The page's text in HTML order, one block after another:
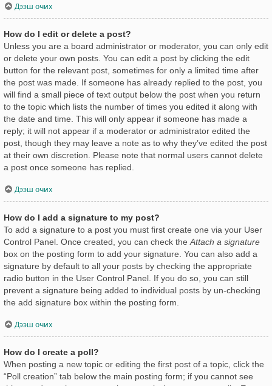
Дээш очих
How do I edit or delete a post?
Unless you are a board administrator or moderator, you can only edit
or delete your own posts. You can edit a post by clicking the edit
button for the relevant post, sometimes for only a limited time after
the post was made. If someone has already replied to the post, you
will find a small piece of text output below the post when you return
to the topic which lists the number of times you edited it along with
the date and time. This will only appear if someone has made a
reply; it will not appear if a moderator or administrator edited the
post, though they may leave a note as to why they’ve edited the post
at their own discretion. Please note that normal users cannot delete
a post once someone has replied.
Дээш очих
How do I add a signature to my post?
To add a signature to a post you must first create one via your User
Control Panel. Once created, you can check the Attach a signature
box on the posting form to add your signature. You can also add a
signature by default to all your posts by checking the appropriate
radio button in the User Control Panel. If you do so, you can still
prevent a signature being added to individual posts by un-checking
the add signature box within the posting form.
Дээш очих
How do I create a poll?
When posting a new topic or editing the first post of a topic, click the
“Poll creation” tab below the main posting form; if you cannot see